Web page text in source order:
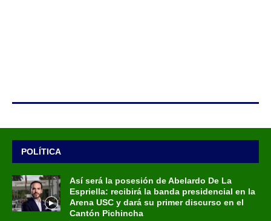
POLÍTICA
Así será la posesión de Abelardo De La
Espriella: recibirá la banda presidencial en la
Arena USC y dará su primer discurso en el
Cantón Pichincha